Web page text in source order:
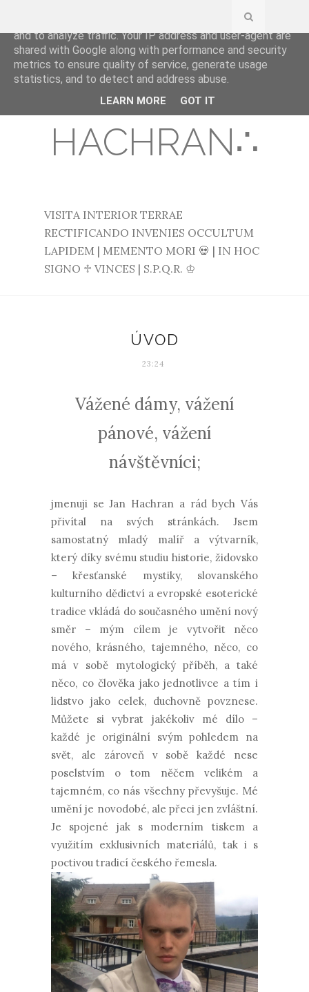
∴JAN
HACHRAN∴
VISITA INTERIOR TERRAE
RECTIFICANDO INVENIES OCCULTUM
LAPIDEM | MEMENTO MORI 💀 | IN HOC
SIGNO ♱ VINCES | S.P.Q.R. ♔
ÚVOD
23:24
Vážené dámy, vážení
pánové, vážení
návštěvníci;
jmenuji se Jan Hachran a rád bych Vás
přivítal na svých stránkách. Jsem
samostatný mladý malíř a výtvarník,
který díky svému studiu historie, židovsko
– křesťanské mystiky, slovanského
kulturního dědictví a evropské esoterické
tradice vkládá do současného umění nový
směr – mým cílem je vytvořit něco
nového, krásného, tajemného, něco, co
má v sobě mytologický příběh, a také
něco, co člověka jako jednotlivce a tím i
lidstvo jako celek, duchovně povznese.
Můžete si vybrat jakékoliv mé dílo –
každé je originální svým pohledem na
svět, ale zároveň v sobě každé nese
poselstvím o tom něčem velikém a
tajemném, co nás všechny převyšuje. Mé
umění je novodobé, ale přeci jen zvláštní.
Je spojené jak s moderním tiskem a
využitím exklusivních materiálů, tak i s
poctivou tradicí českého řemesla.
This site uses cookies from Google to deliver its services
and to analyze traffic. Your IP address and user-agent are
shared with Google along with performance and security
metrics to ensure quality of service, generate usage
statistics, and to detect and address abuse.
LEARN MORE GOT IT